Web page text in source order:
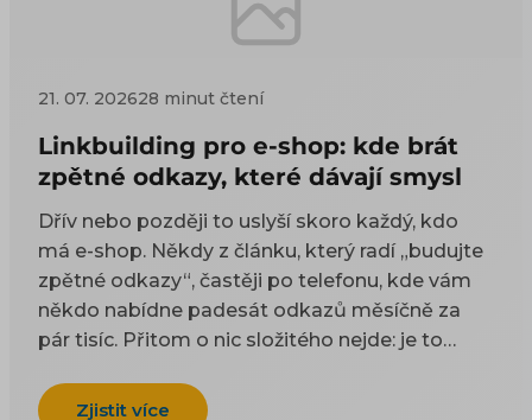
21. 07. 202628 minut čtení
Linkbuilding pro e-shop: kde brát
zpětné odkazy, které dávají smysl
Dřív nebo později to uslyší skoro každý, kdo
má e-shop. Někdy z článku, který radí „budujte
zpětné odkazy“, častěji po telefonu, kde vám
někdo nabídne padesát odkazů měsíčně za
pár tisíc. Přitom o nic složitého nejde: je to
odkazy odjakživa bere jako doporučení — čím
Zjistit více